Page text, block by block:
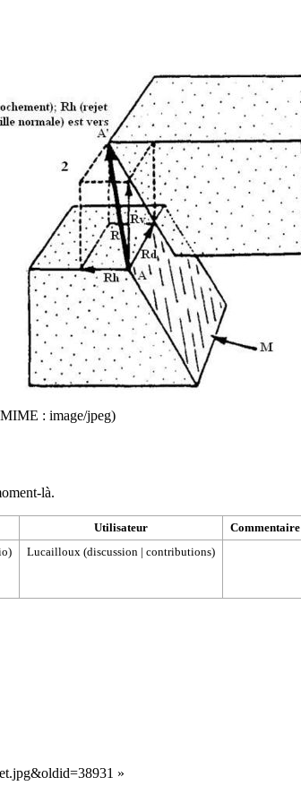
: image/jpeg)
là.
Utilisateur
Commentaire
Lucailloux (discussion | contributions)
»